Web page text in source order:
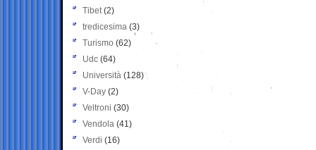
Tibet(2)
tredicesima (3)
Turismo (62)
Udc (64)
Università (128)
V-Day (2)
Veltroni (30)
Vendola (41)
Verdi (16)